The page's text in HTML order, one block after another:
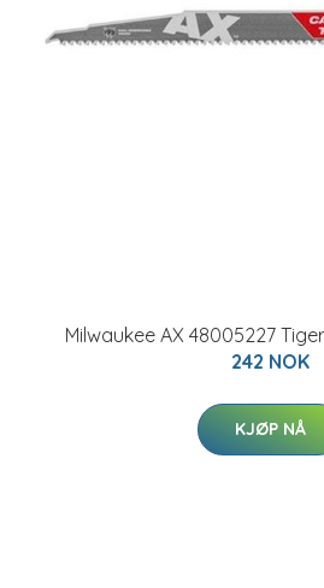
Milwaukee AX 48005227
242 NOK
KJØP NÅ